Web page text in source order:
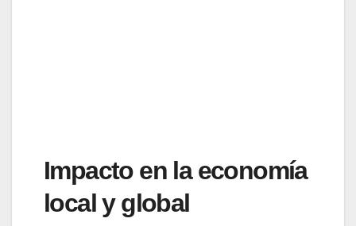
Impacto en la economía
local y global